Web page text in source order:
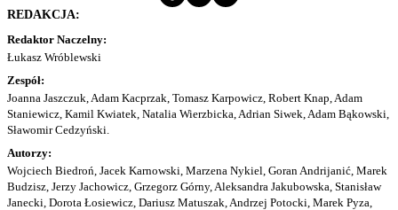
REDAKCJA:
Redaktor Naczelny:
Łukasz Wróblewski
Zespół:
Joanna Jaszczuk, Adam Kacprzak, Tomasz Karpowicz, Robert Knap, Adam
Staniewicz, Kamil Kwiatek, Natalia Wierzbicka, Adrian Siwek, Adam Bąkowski,
Sławomir Cedzyński.
Autorzy:
Wojciech Biedroń, Jacek Karnowski, Marzena Nykiel, Goran Andrijanić, Marek
Budzisz, Jerzy Jachowicz, Grzegorz Górny, Aleksandra Jakubowska, Stanisław
Janecki, Dorota Łosiewicz, Dariusz Matuszak, Andrzej Potocki, Marek Pyza,